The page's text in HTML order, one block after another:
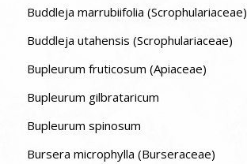
Buddleja marrubiifolia (Scrophulariaceae)
Buddleja utahensis (Scrophulariaceae)
Bupleurum fruticosum (Apiaceae)
Bupleurum gilbrataricum
Bupleurum spinosum
Bursera microphylla (Burseraceae)